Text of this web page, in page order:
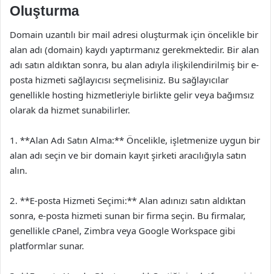
Oluşturma
Domain uzantılı bir mail adresi oluşturmak için öncelikle bir
alan adı (domain) kaydı yaptırmanız gerekmektedir. Bir alan
adı satın aldıktan sonra, bu alan adıyla ilişkilendirilmiş bir e-
posta hizmeti sağlayıcısı seçmelisiniz. Bu sağlayıcılar
genellikle hosting hizmetleriyle birlikte gelir veya bağımsız
olarak da hizmet sunabilirler.
1. **Alan Adı Satın Alma:** Öncelikle, işletmenize uygun bir
alan adı seçin ve bir domain kayıt şirketi aracılığıyla satın
alın.
2. **E-posta Hizmeti Seçimi:** Alan adınızı satın aldıktan
sonra, e-posta hizmeti sunan bir firma seçin. Bu firmalar,
genellikle cPanel, Zimbra veya Google Workspace gibi
platformlar sunar.